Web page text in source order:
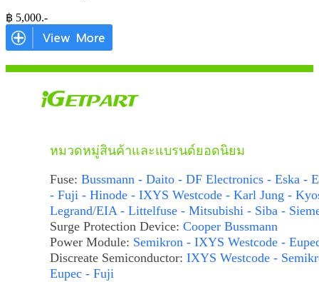
฿ 5,000.-
หมวดหมู่สินค้าและแบรนด์ยอดนิยม
Fuse: Bussmann - Daito - DF Electronics - Eska -
- Fuji - Hinode - IXYS Westcode - Karl Jung -
Legrand/EIA - Littelfuse - Mitsubishi - Siba -
Surge Protection Device: Cooper Bussmann
Power Module: Semikron - IXYS Westcode -
Discreate Semiconductor: IXYS Westcode -
Eupec - Fuji